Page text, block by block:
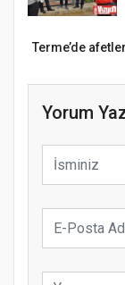
Terme’de
Yorum